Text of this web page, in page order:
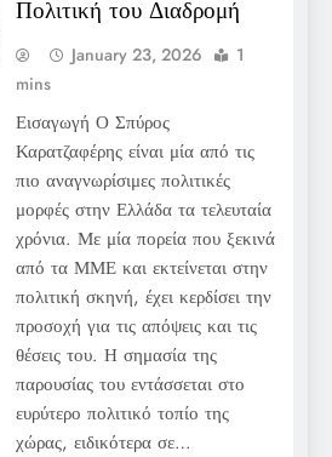
Πολιτική του Διαδρομή
January 23, 2026
1
mins
Εισαγωγή Ο Σπύρος
Καρατζαφέρης είναι μία από τις
πιο αναγνωρίσιμες πολιτικές
μορφές στην Ελλάδα τα τελευταία
χρόνια. Με μία πορεία που ξεκινά
από τα ΜΜΕ και εκτείνεται στην
πολιτική σκηνή, έχει κερδίσει την
προσοχή για τις απόψεις και τις
θέσεις του. Η σημασία της
παρουσίας του εντάσσεται στο
ευρύτερο πολιτικό τοπίο της
χώρας, ειδικότερα σε…